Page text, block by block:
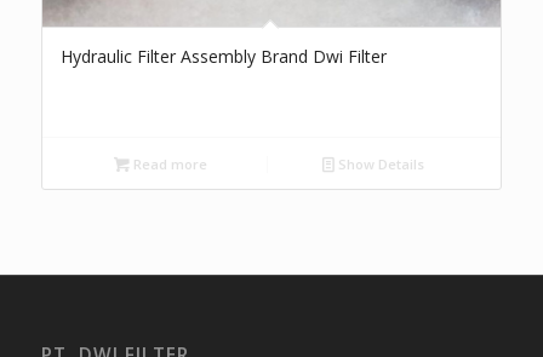
Hydraulic Filter Assembly Brand Dwi Filter
Read more Show Details